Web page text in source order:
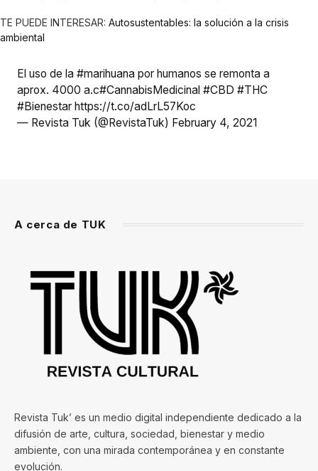
TE PUEDE INTERESAR: Autosustentables: la solución a la crisis
ambiental
El uso de la #marihuana por humanos se remonta a
aprox. 4000 a.c#CannabisMedicinal #CBD #THC
#Bienestar https://t.co/adLrL57Koc
— Revista Tuk (@RevistaTuk) February 4, 2021
A cerca de TUK
Revista Tuk’ es un medio digital independiente dedicado a la
difusión de arte, cultura, sociedad, bienestar y medio
ambiente, con una mirada contemporánea y en constante
evolución.